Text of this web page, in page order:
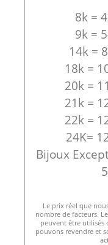
8k =
9k =
14k =
18k =
20k =
21k =
22k =
24K=
Bijoux
Le prix réel que
nombre de facteurs.
peuvent être utilisés
pouvons revendre et